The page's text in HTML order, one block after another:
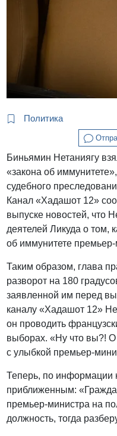
Политика
Биньямин Нетаниягу
«закона об
судебного
Канал «Хадашот 12»
выпуске новостей, что
деятелей Ликуда о том,
об иммунитете
Таким образом, глава
разворот на 180
заявленной им перед
каналу «Хадашот 12»
он проводить
выборах. «Ну что вы?!
с улыбкой премьер-
Теперь, по информации
приближенным:
премьер-министра на
должность, тогда